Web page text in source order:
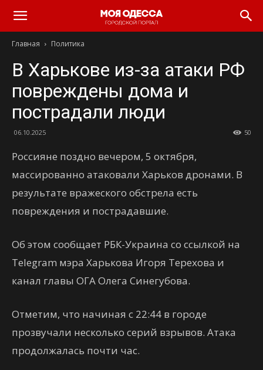
Моя
Одесса
Главная Политика
В Харькове из-за атаки РФ
повреждены дома и
пострадали люди
06.10.2025 50
Россияне поздно вечером, 5 октября,
массированно атаковали Харьков дронами. В
результате вражеского обстрела есть
повреждения и пострадавшие.
Об этом сообщает РБК-Украина со ссылкой на
Telegram мэра Харькова Игоря Терехова и
канал главы ОГА Олега Синегубова.
Отметим, что начиная с 22:44 в городе
прозвучали несколько серий взрывов. Атака
продолжалась почти час.